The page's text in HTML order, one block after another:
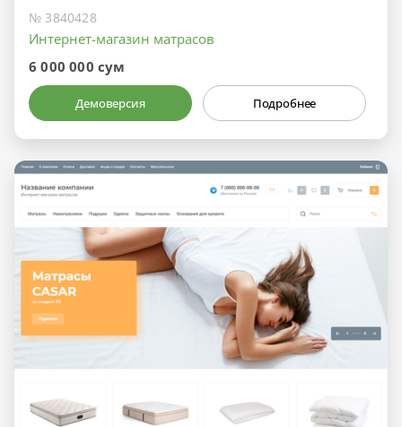
№ 3840428
Интернет-магазин матрасов
6 000 000 сум
Демоверсия Подробнее